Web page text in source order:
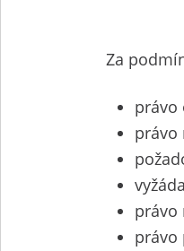
Za
právo
právo
právo
právo